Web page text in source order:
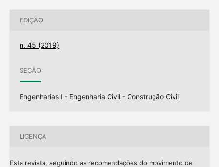
EDIÇÃO
n. 45 (2019)
SEÇÃO
Engenharias I - Engenharia Civil - Construção Civil
LICENÇA
Esta revista, seguindo as recomendações do movimento de